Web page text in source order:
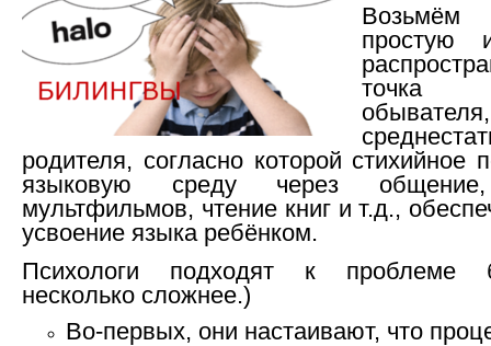
простую
точка
обывателя,
родителя, согласно которой стихийное
языковую среду через
мультфильмов, чтение книг и т.д.,
усвоение языка ребёнком.
Психологи подходят к проблеме
несколько сложнее.)
Во-первых, они настаивают, что